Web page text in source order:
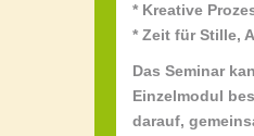
* Kreative
* Zeit für Stille,
Das Seminar
Einzelmodul
darauf,